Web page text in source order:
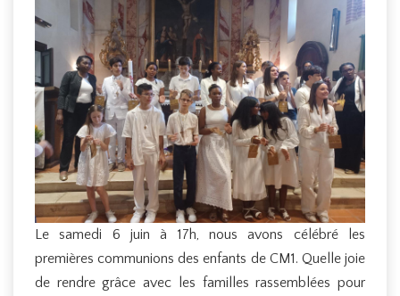
Le samedi 6 juin à 17h, nous avons célébré les
premières communions des enfants de CM1. Quelle joie
de rendre grâce avec les familles rassemblées pour